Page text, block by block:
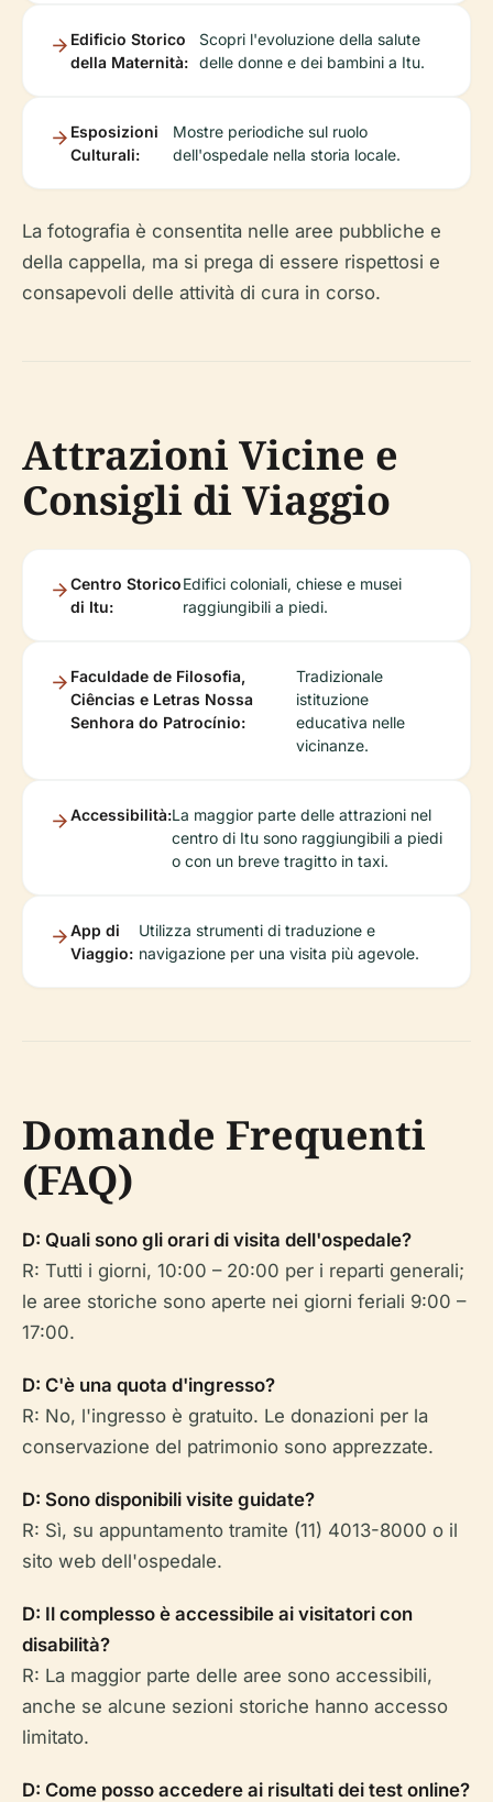
Edificio Storico
della Maternità:
Scopri l'evoluzione della salute
delle donne e dei bambini a Itu.
Esposizioni
Culturali:
Mostre periodiche sul ruolo
dell'ospedale nella storia locale.
La fotografia è consentita nelle aree pubbliche e
della cappella, ma si prega di essere rispettosi e
consapevoli delle attività di cura in corso.
Attrazioni Vicine e
Consigli di Viaggio
Centro Storico
di Itu:
Edifici coloniali, chiese e musei
raggiungibili a piedi.
Faculdade de Filosofia,
Ciências e Letras Nossa
Senhora do Patrocínio:
Tradizionale
istituzione
educativa nelle
vicinanze.
Accessibilità:La maggior parte delle attrazioni nel
centro di Itu sono raggiungibili a piedi
o con un breve tragitto in taxi.
App di
Viaggio:
Utilizza strumenti di traduzione e
navigazione per una visita più agevole.
Domande Frequenti
(FAQ)
D: Quali sono gli orari di visita dell'ospedale?
R: Tutti i giorni, 10:00 – 20:00 per i reparti generali;
le aree storiche sono aperte nei giorni feriali 9:00 –
17:00.
D: C'è una quota d'ingresso?
R: No, l'ingresso è gratuito. Le donazioni per la
conservazione del patrimonio sono apprezzate.
D: Sono disponibili visite guidate?
R: Sì, su appuntamento tramite (11) 4013-8000 o il
sito web dell'ospedale.
D: Il complesso è accessibile ai visitatori con
disabilità?
R: La maggior parte delle aree sono accessibili,
anche se alcune sezioni storiche hanno accesso
limitato.
D: Come posso accedere ai risultati dei test online?